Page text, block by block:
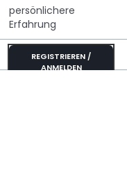
persönlichere
Erfahrung
REGISTRIEREN /
ANMELDEN